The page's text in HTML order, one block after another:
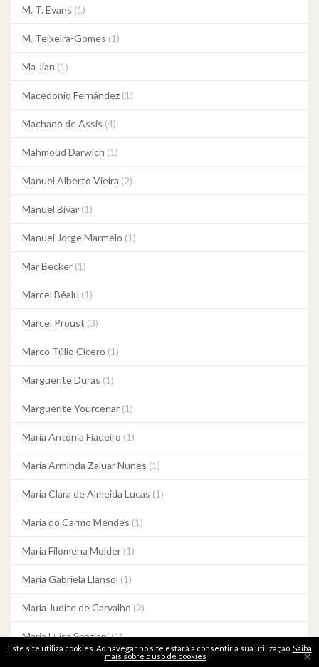
M. T. Evans (1)
M. Teixeira-Gomes (1)
Ma Jian (1)
Macedonio Fernández (1)
Machado de Assis (4)
Mahmoud Darwich (1)
Manuel Alberto Vieira (2)
Manuel Bivar (1)
Manuel Jorge Marmelo (1)
Mar Becker (1)
Marcel Béalu (1)
Marcel Proust (3)
Marco Túlio Cícero (1)
Marguerite Duras (1)
Marguerite Yourcenar (1)
Maria Antónia Fiadeiro (1)
Maria Arminda Zaluar Nunes (1)
Maria Clara de Almeida Lucas (1)
Maria do Carmo Mendes (1)
Maria Filomena Molder (1)
Maria Gabriela Llansol (1)
Maria Judite de Carvalho (2)
Maria Luisa Spaziani(1)
Este site utiliza cookies. Ao navegar no site estará a consentir a sua utilização. Saiba
mais sobre o uso de cookies
×